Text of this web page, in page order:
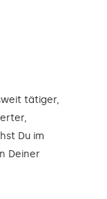
tätiger,
Du im
Deiner